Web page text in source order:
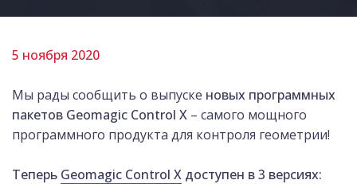
5 ноября 2020
Мы рады сообщить о выпуске новых программных
пакетов Geomagic Control X – самого мощного
программного продукта для контроля геометрии!
Теперь Geomagic Control X доступен в 3 версиях: